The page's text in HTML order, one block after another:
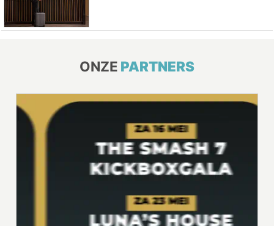
ONZE PARTNERS